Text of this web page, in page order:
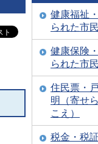
健康福祉
られた市
健康保険
られた市
住民票・
明（寄せ
こえ）
税金・税